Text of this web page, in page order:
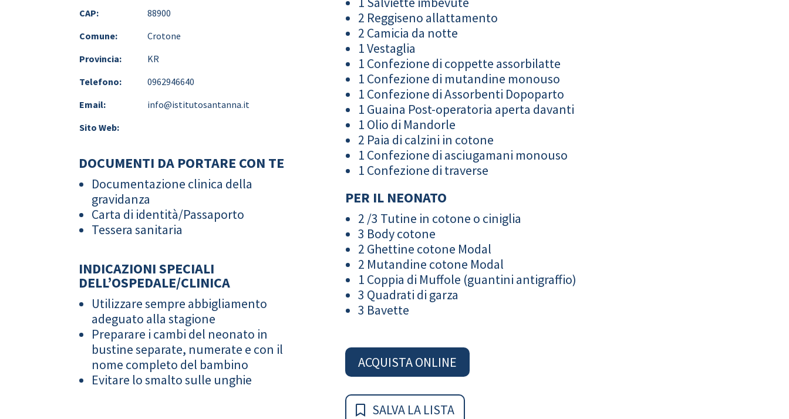
CAP:
88900
Comune:
Crotone
Provincia:
KR
Telefono:
0962946640
Email:
info@istitutosantanna.it
Sito Web:
DOCUMENTI DA PORTARE CON TE
Documentazione clinica della
gravidanza
Carta di identità/Passaporto
Tessera sanitaria
INDICAZIONI SPECIALI
DELL’OSPEDALE/CLINICA
Utilizzare sempre abbigliamento
adeguato alla stagione
Preparare i cambi del neonato in
bustine separate, numerate e con il
nome completo del bambino
Evitare lo smalto sulle unghie
2 Reggiseno allattamento
2 Camicia da notte
1 Vestaglia
1 Confezione di coppette assorbilatte
1 Confezione di mutandine monouso
1 Confezione di Assorbenti Dopoparto
1 Guaina Post-operatoria aperta davanti
1 Olio di Mandorle
2 Paia di calzini in cotone
1 Confezione di asciugamani monouso
1 Confezione di traverse
PER IL NEONATO
2 /3 Tutine in cotone o ciniglia
3 Body cotone
2 Ghettine cotone Modal
2 Mutandine cotone Modal
1 Coppia di Muffole (guantini antigraffio)
3 Quadrati di garza
3 Bavette
ACQUISTA ONLINE
SALVA LA LISTA